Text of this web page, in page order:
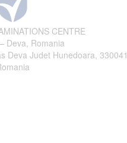
CENTRE
Deva, Romania
Deva Judet Hunedoara, 330041,